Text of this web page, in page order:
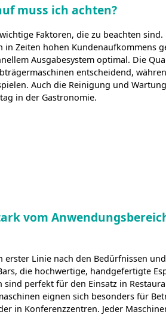
muss ich achten?
Faktoren, die zu beachten
Zeiten hohen Kundenaufkommens
Ausgabesystem optimal. Die
entscheidend,
Auch die Reinigung und
in der Gastronomie.
vom
Linie nach den Bedürfnissen
die hochwertige, handgefertigte
perfekt für den Einsatz in
eignen sich besonders für
in Konferenzzentren. Jeder